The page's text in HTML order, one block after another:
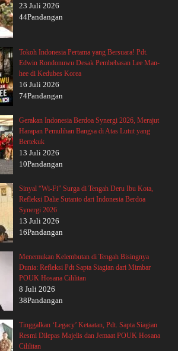
23 Juli 2026
44Pandangan
Tokoh Indonesia Pertama yang Bersuara! Pdt.
Edwin Rondonuwu Desak Pembebasan Lee Man-
hee di Kedubes Korea
16 Juli 2026
74Pandangan
Gerakan Indonesia Berdoa Synergi 2026, Merajut
Harapan Pemulihan Bangsa di Atas Lutut yang
Bertekuk
13 Juli 2026
10Pandangan
Sinyal “Wi-Fi” Surga di Tengah Deru Ibu Kota,
Refleksi Dalie Sutanto dari Indonesia Berdoa
Synergi 2026
13 Juli 2026
16Pandangan
Menemukan Kelembutan di Tengah Bisingnya
Dunia: Refleksi Pdt Sapta Siagian dari Mimbar
POUK Hosana Cililitan
8 Juli 2026
38Pandangan
Tinggalkan ‘Legacy’ Ketaatan, Pdt. Sapta Siagian
Resmi Dilepas Majelis dan Jemaat POUK Hosana
Cililitan